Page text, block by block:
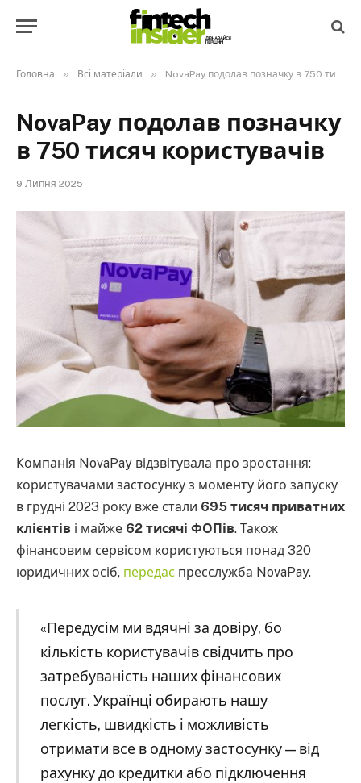
Головна » Всі матеріали » NovaPay подолав позначку в 750 тисяч користувачів
NovaPay подолав позначку
в 750 тисяч користувачів
9 Липня 2025
Компанія NovaPay відзвітувала про зростання:
користувачами застосунку з моменту його запуску
в грудні 2023 року вже стали 695 тисяч приватних
клієнтів і майже 62 тисячі ФОПів. Також
фінансовим сервісом користуються понад 320
юридичних осіб, передає пресслужба NovaPay.
«Передусім ми вдячні за довіру, бо
кількість користувачів свідчить про
затребуваність наших фінансових
послуг. Українці обирають нашу
легкість, швидкість і можливість
отримати все в одному застосунку — від
рахунку до кредитки або підключення